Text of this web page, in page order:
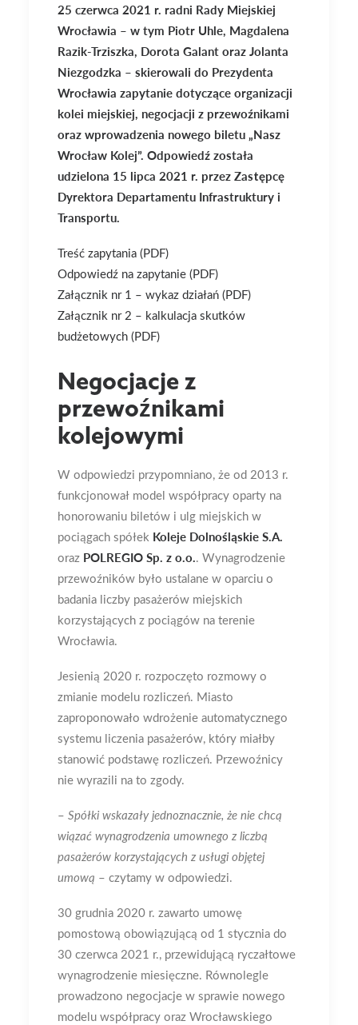
25 czerwca 2021 r. radni Rady Miejskiej
Wrocławia – w tym Piotr Uhle, Magdalena
Razik-Trziszka, Dorota Galant oraz Jolanta
Niezgodzka – skierowali do Prezydenta
Wrocławia zapytanie dotyczące organizacji
kolei miejskiej, negocjacji z przewoźnikami
oraz wprowadzenia nowego biletu „Nasz
Wrocław Kolej”. Odpowiedź została
udzielona 15 lipca 2021 r. przez Zastępcę
Dyrektora Departamentu Infrastruktury i
Transportu.
Treść zapytania (PDF)
Odpowiedź na zapytanie (PDF)
Załącznik nr 1 – wykaz działań (PDF)
Załącznik nr 2 – kalkulacja skutków
budżetowych (PDF)
Negocjacje z
przewoźnikami
kolejowymi
W odpowiedzi przypomniano, że od 2013 r.
funkcjonował model współpracy oparty na
honorowaniu biletów i ulg miejskich w
pociągach spółek Koleje Dolnośląskie S.A.
oraz POLREGIO Sp. z o.o.. Wynagrodzenie
przewoźników było ustalane w oparciu o
badania liczby pasażerów miejskich
korzystających z pociągów na terenie
Wrocławia.
Jesienią 2020 r. rozpoczęto rozmowy o
zmianie modelu rozliczeń. Miasto
zaproponowało wdrożenie automatycznego
systemu liczenia pasażerów, który miałby
stanowić podstawę rozliczeń. Przewoźnicy
nie wyrazili na to zgody.
– Spółki wskazały jednoznacznie, że nie chcą
wiązać wynagrodzenia umownego z liczbą
pasażerów korzystających z usługi objętej
umową – czytamy w odpowiedzi.
30 grudnia 2020 r. zawarto umowę
pomostową obowiązującą od 1 stycznia do
30 czerwca 2021 r., przewidującą ryczałtowe
wynagrodzenie miesięczne. Równolegle
prowadzono negocjacje w sprawie nowego
modelu współpracy oraz Wrocławskiego